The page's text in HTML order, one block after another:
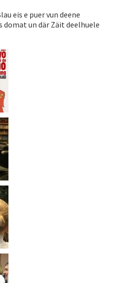
eis e puer vun deene
domat un där Zäit deelhuele